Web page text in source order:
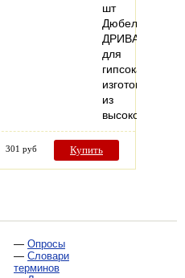
шт
Дюбели
ДРИВА
для
гипсокартона
изготовлены
из
301 руб Купить
— Опросы
— Словари
терминов